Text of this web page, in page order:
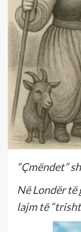
“Çmëndet”
Në Londër
lajm të